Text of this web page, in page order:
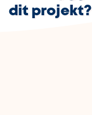
dit projekt?